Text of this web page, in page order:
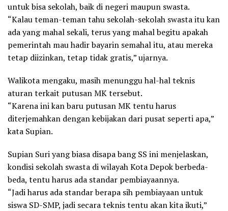
untuk bisa sekolah, baik di negeri maupun swasta.
“Kalau teman-teman tahu sekolah-sekolah swasta itu kan
ada yang mahal sekali, terus yang mahal begitu apakah
pemerintah mau hadir bayarin semahal itu, atau mereka
tetap diizinkan, tetap tidak gratis,” ujarnya.
Walikota mengaku, masih menunggu hal-hal teknis
aturan terkait putusan MK tersebut.
“Karena ini kan baru putusan MK tentu harus
diterjemahkan dengan kebijakan dari pusat seperti apa,”
kata Supian.
Supian Suri yang biasa disapa bang SS ini menjelaskan,
kondisi sekolah swasta di wilayah Kota Depok berbeda-
beda, tentu harus ada standar pembiayaannya.
“Jadi harus ada standar berapa sih pembiayaan untuk
siswa SD-SMP, jadi secara teknis tentu akan kita ikuti,”